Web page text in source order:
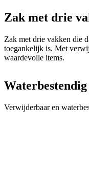
Zak met drie
Zak met drie vakken die
toegankelijk is. Met
waardevolle items.
Verwijderbaar en